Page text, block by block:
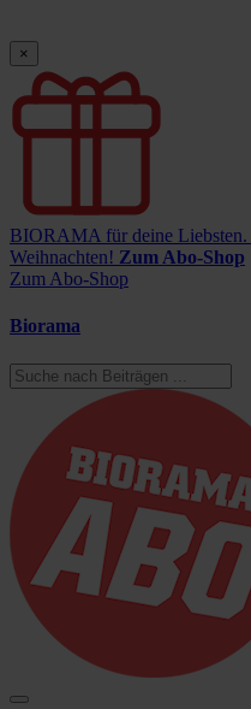
×
BIORAMA für deine Liebsten.
Weihnachten! Zum Abo-Shop
Zum Abo-Shop
Biorama